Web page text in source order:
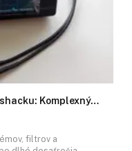
Komplexný…
filtrov a